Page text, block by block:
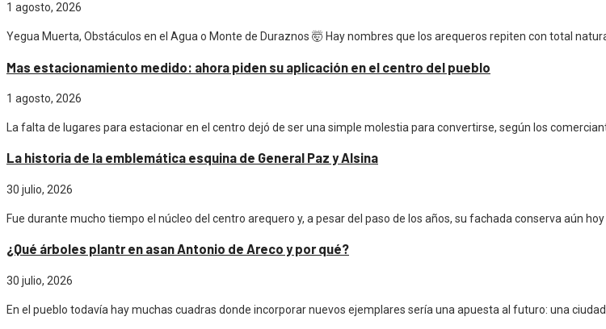
1 agosto, 2026
Yegua Muerta, Obstáculos en el Agua o Monte de Duraznos 🤯 Hay nombres que los arequeros repiten con total
Mas estacionamiento medido: ahora piden su aplicación en el centro del pueblo
1 agosto, 2026
La falta de lugares para estacionar en el centro dejó de ser una simple molestia para convertirse, según los
La historia de la emblemática esquina de General Paz y Alsina
30 julio, 2026
Fue durante mucho tiempo el núcleo del centro arequero y, a pesar del paso de los años, su fachada conserva aún
¿Qué árboles plantr en asan Antonio de Areco y por qué?
30 julio, 2026
En el pueblo todavía hay muchas cuadras donde incorporar nuevos ejemplares sería una apuesta al futuro: una